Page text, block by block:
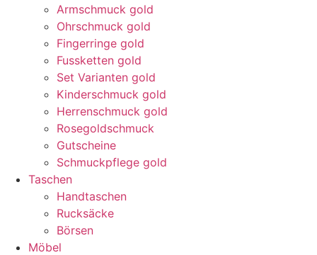
Armschmuck gold
Ohrschmuck gold
Fingerringe gold
Fussketten gold
Set Varianten gold
Kinderschmuck gold
Herrenschmuck gold
Rosegoldschmuck
Gutscheine
Schmuckpflege gold
Taschen
Handtaschen
Rucksäcke
Börsen
Möbel